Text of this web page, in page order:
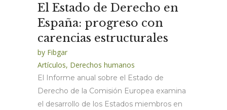
El Estado de Derecho en
España: progreso con
carencias estructurales
by Fibgar
Artículos, Derechos humanos
El Informe anual sobre el Estado de
Derecho de la Comisión Europea examina
el desarrollo de los Estados miembros en